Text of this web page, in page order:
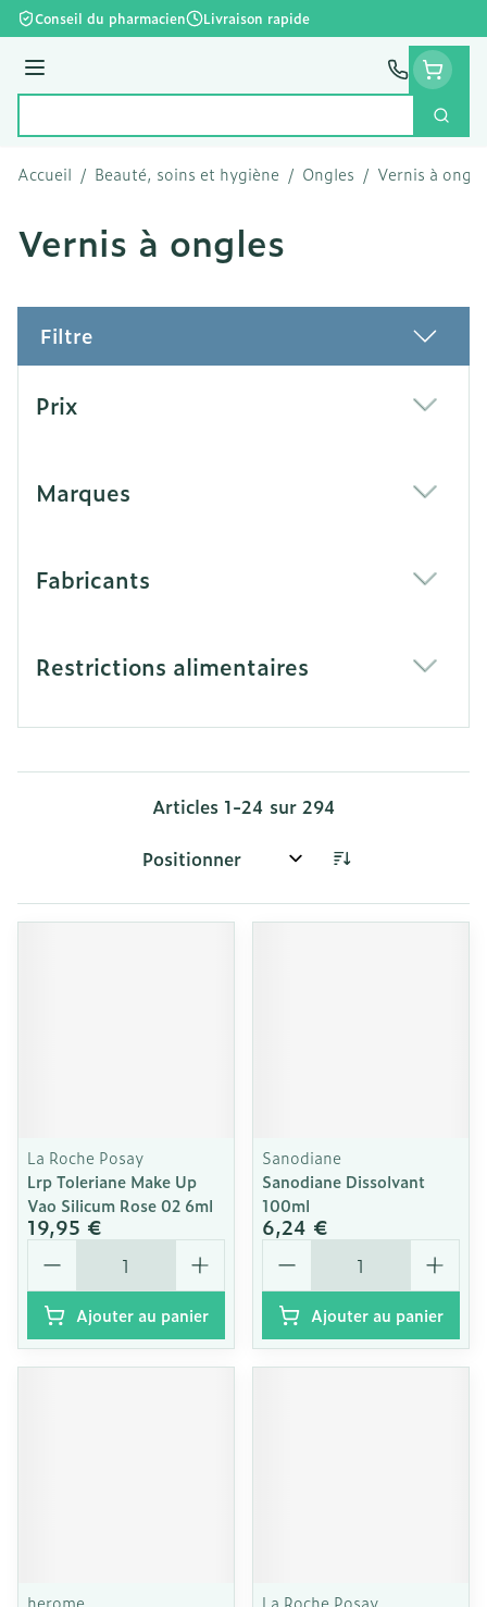
Aller au contenu
Conseil du pharmacien Livraison rapide
Menu
Accueil / Beauté, soins et hygiène / Ongles / Vernis à
Vernis à ongles
Filtre
Prix
Marques
Fabricants
Restrictions alimentaires
Articles 1-24 sur 294
Trier par:
La Roche Posay
Lrp Toleriane Make Up
Vao Silicum Rose 02 6ml
19,95 €
Quantité
Ajouter au panier
Sanodiane
Sanodiane Dissolvant
100ml
6,24 €
Quantité
Ajouter au panier
herome
La Roche Posay